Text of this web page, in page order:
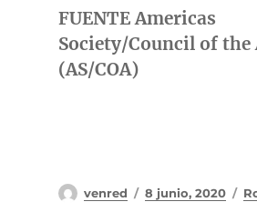
FUENTE Americas
Society/Council of the
(AS/COA)
Autor
venred
Publicado
8 junio, 2020